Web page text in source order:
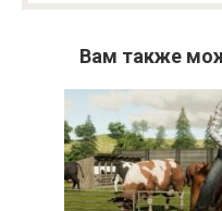
Вам также